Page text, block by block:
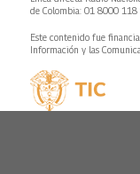
de Colombia: 01 8000 118
Este contenido fue
Información y las